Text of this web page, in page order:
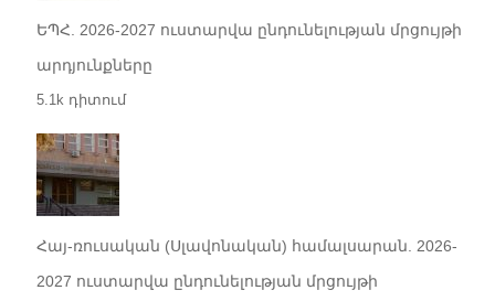
ԵՊՀ. 2026-2027 ուստարվա ընդունելության մրցույթի
արդյունքները
5.1k դիտում
Հայ-ռուսական (Սլավոնական) համալսարան. 2026-
2027 ուստարվա ընդունելության մրցույթի